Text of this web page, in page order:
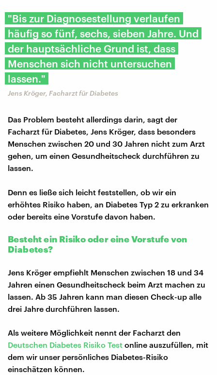
"Bis zur Diagnosestellung verlaufen
häufig so fünf, sechs, sieben Jahre. Und
der hauptsächliche Grund ist, dass
Menschen sich nicht untersuchen
lassen."
Jens Kröger, Facharzt für Diabetes
Das Problem besteht allerdings darin, sagt der
Facharzt für Diabetes, Jens Kröger, dass besonders
Menschen zwischen 20 und 30 Jahren nicht zum Arzt
gehen, um einen Gesundheitscheck durchführen zu
lassen.
Denn es ließe sich leicht feststellen, ob wir ein
erhöhtes Risiko haben, an Diabetes Typ 2 zu erkranken
oder bereits eine Vorstufe davon haben.
Besteht ein Risiko oder eine Vorstufe von
Diabetes?
Jens Kröger empfiehlt Menschen zwischen 18 und 34
Jahren einen Gesundheitscheck beim Arzt machen zu
lassen. Ab 35 Jahren kann man diesen Check-up alle
drei Jahre durchführen lassen.
Als weitere Möglichkeit nennt der Facharzt den
Deutschen Diabetes Risiko Test online auszufüllen, mit
dem wir unser persönliches Diabetes-Risiko
einschätzen können.